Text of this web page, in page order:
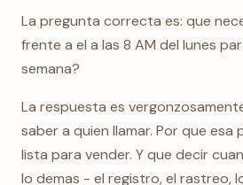
La pregunta correcta es: que
frente a el a las 8 AM del lunes
semana?
La respuesta es
saber a quien llamar. Por que
lista para vender. Y que decir
lo demas - el registro, el rastreo,